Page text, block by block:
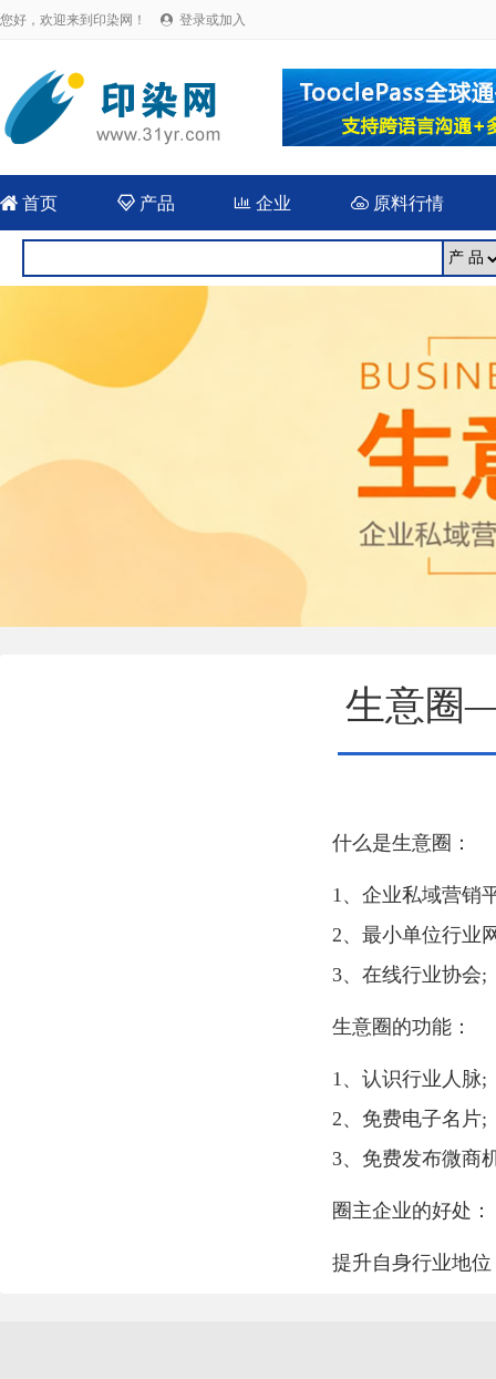
您好，欢迎来到印染网！  登录或加入
 首页 产品  企业 原料行情
生意圈
什么是生意圈：
1、企业私域营销
2、最小单位行业
3、在线行业协会;
生意圈的功能：
1、认识行业人脉;
2、免费电子名片;
3、免费发布微商
圈主企业的好处：
提升自身行业地